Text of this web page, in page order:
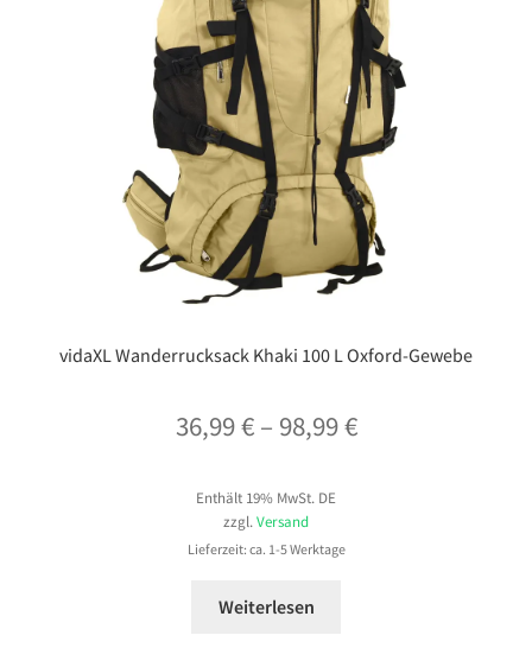
vidaXL Wanderrucksack Khaki 100 L Oxford-Gewebe
36,99€ – 98,99€Preisspanne:
Enthält 19% MwSt. DE
zzgl.Versand
Lieferzeit: ca. 1-5 Werktage
Weiterlesen